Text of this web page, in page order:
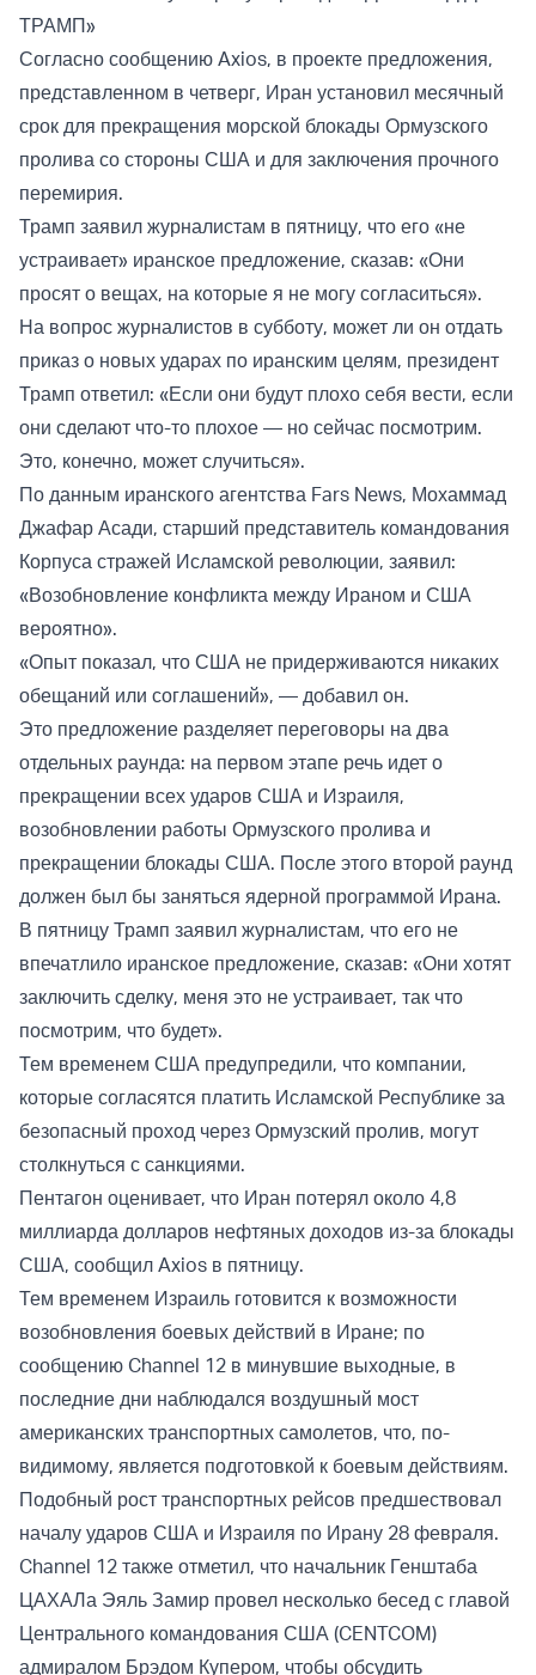
ТРАМП»
Согласно сообщению Axios, в проекте предложения,
представленном в четверг, Иран установил месячный
срок для прекращения морской блокады Ормузского
пролива со стороны США и для заключения прочного
перемирия.
Трамп заявил журналистам в пятницу, что его «не
устраивает» иранское предложение, сказав: «Они
просят о вещах, на которые я не могу согласиться».
На вопрос журналистов в субботу, может ли он отдать
приказ о новых ударах по иранским целям, президент
Трамп ответил: «Если они будут плохо себя вести, если
они сделают что-то плохое — но сейчас посмотрим.
Это, конечно, может случиться».
По данным иранского агентства Fars News, Мохаммад
Джафар Асади, старший представитель командования
Корпуса стражей Исламской революции, заявил:
«Возобновление конфликта между Ираном и США
вероятно».
«Опыт показал, что США не придерживаются никаких
обещаний или соглашений», — добавил он.
Это предложение разделяет переговоры на два
отдельных раунда: на первом этапе речь идет о
прекращении всех ударов США и Израиля,
возобновлении работы Ормузского пролива и
прекращении блокады США. После этого второй раунд
должен был бы заняться ядерной программой Ирана.
В пятницу Трамп заявил журналистам, что его не
впечатлило иранское предложение, сказав: «Они хотят
заключить сделку, меня это не устраивает, так что
посмотрим, что будет».
Тем временем США предупредили, что компании,
которые согласятся платить Исламской Республике за
безопасный проход через Ормузский пролив, могут
столкнуться с санкциями.
Пентагон оценивает, что Иран потерял около 4,8
миллиарда долларов нефтяных доходов из-за блокады
США, сообщил Axios в пятницу.
Тем временем Израиль готовится к возможности
возобновления боевых действий в Иране; по
сообщению Channel 12 в минувшие выходные, в
последние дни наблюдался воздушный мост
американских транспортных самолетов, что, по-
видимому, является подготовкой к боевым действиям.
Подобный рост транспортных рейсов предшествовал
началу ударов США и Израиля по Ирану 28 февраля.
Channel 12 также отметил, что начальник Генштаба
ЦАХАЛа Эяль Замир провел несколько бесед с главой
Центрального командования США (CENTCOM)
адмиралом Брэдом Купером, чтобы обсудить